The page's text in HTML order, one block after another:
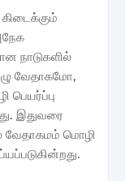
நாடுகளில்
வேதாகமோ,
இதுவரை
வேதாகமம் மொழி